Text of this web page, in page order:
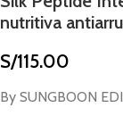
nutritiva
S/115.00
By SUNGBOON